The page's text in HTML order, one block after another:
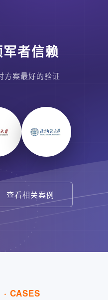
者信赖
方案最好的验证
查看相关案例
· CASES